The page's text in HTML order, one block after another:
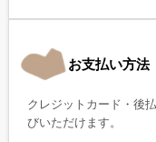
お支払い方法
クレジットカード・後
びいただけます。